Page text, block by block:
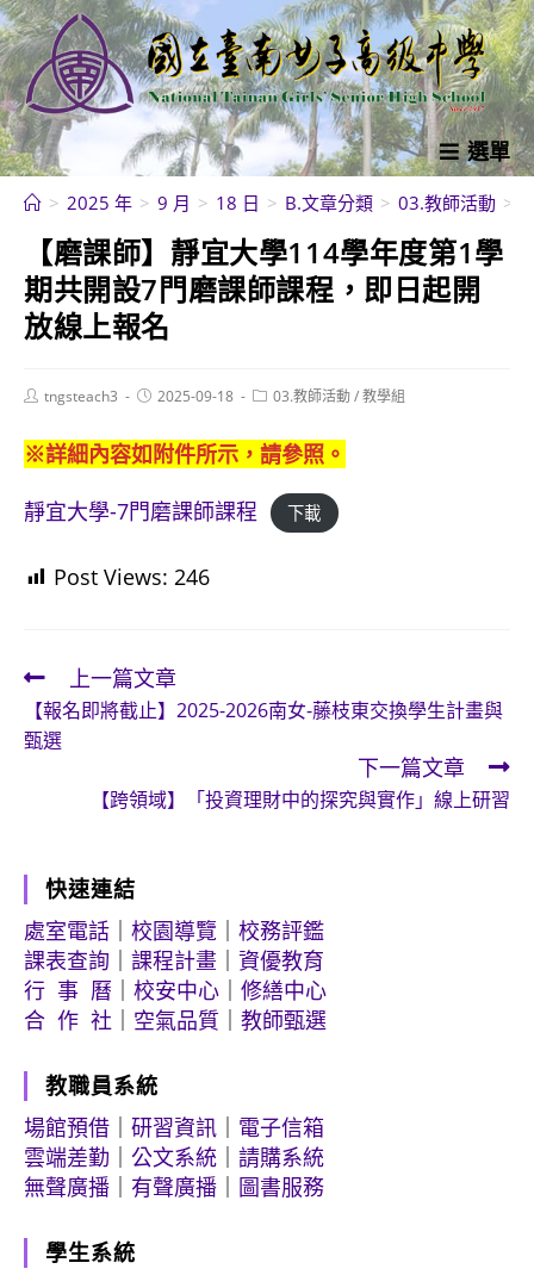
跳
轉
至
主
要
內
選單
> 2025 年 > 9 月 > 18 日 > B.文章分類 > 03.教師活動 >
【磨課師】靜宜大學114學年度第1學
期共開設7門磨課師課程，即日起開
放線上報名
Posttngsteach3
Post2025-09-18
Post03.教師活動/教學組
※詳細內容如附件所示，請參照。
靜宜大學-7門磨課師課程
下載
Post Views: 246
Read
more
articles
上一篇文章
【報名即將截止】2025-2026南女-藤枝東交換學生計畫與
甄選
下一篇文章
【跨領域】「投資理財中的探究與實作」線上研習
快速連結
處室電話
校園導覽
校務評鑑
課表查詢
課程計畫
資優教育
行 事 曆
校安中心
修繕中心
合 作 社
空氣品質 教師甄選
教職員系統
場館預借
研習資訊
電子信箱
雲端差勤
公文系統
請購系統
無聲廣播
有聲廣播 圖書服務
學生系統